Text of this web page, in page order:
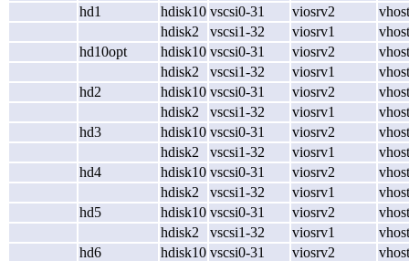
hd1
hdisk10 vscsi0-31 viosrv2
hdisk2
vscsi1-32 viosrv1
hd10opt
hdisk10 vscsi0-31 viosrv2
hdisk2
vscsi1-32 viosrv1
hd2
hdisk10 vscsi0-31 viosrv2
hdisk2
vscsi1-32 viosrv1
hd3
hdisk10 vscsi0-31 viosrv2
hdisk2
vscsi1-32 viosrv1
hd4
hdisk10 vscsi0-31 viosrv2
hdisk2
vscsi1-32 viosrv1
hd5
hdisk10 vscsi0-31 viosrv2
hdisk2
vscsi1-32 viosrv1
hd6
hdisk10 vscsi0-31 viosrv2